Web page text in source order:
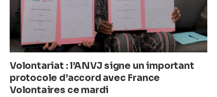
Volontariat : l’ANVJ signe un important
protocole d’accord avec France
Volontaires ce mardi